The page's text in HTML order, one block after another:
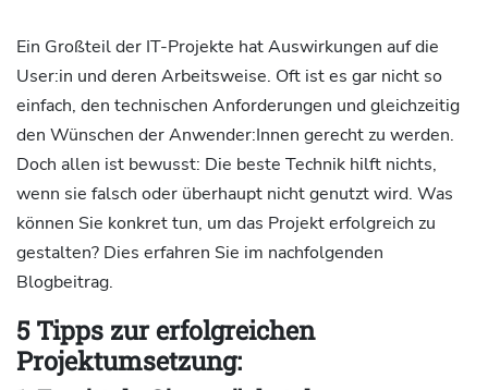
Ein Großteil der IT-Projekte hat Auswirkungen auf die
User:in und deren Arbeitsweise. Oft ist es gar nicht so
einfach, den technischen Anforderungen und gleichzeitig
den Wünschen der Anwender:Innen gerecht zu werden.
Doch allen ist bewusst: Die beste Technik hilft nichts,
wenn sie falsch oder überhaupt nicht genutzt wird. Was
können Sie konkret tun, um das Projekt erfolgreich zu
gestalten? Dies erfahren Sie im nachfolgenden
Blogbeitrag.
5 Tipps zur erfolgreichen
Projektumsetzung: